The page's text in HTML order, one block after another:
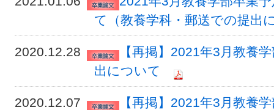
て（教養学科・郵送での提出
2020.12.28
【再掲】2021年3月教養
出について
2020.12.07
【再掲】2021年3月教養